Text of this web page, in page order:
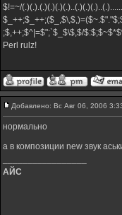
$!=~/
;$,++;$^|=$";`$_$\$,$/
Perl rulz!
Добавлено: Вс Авг 06, 2006
нормально
а в композиции new звук
АЙС